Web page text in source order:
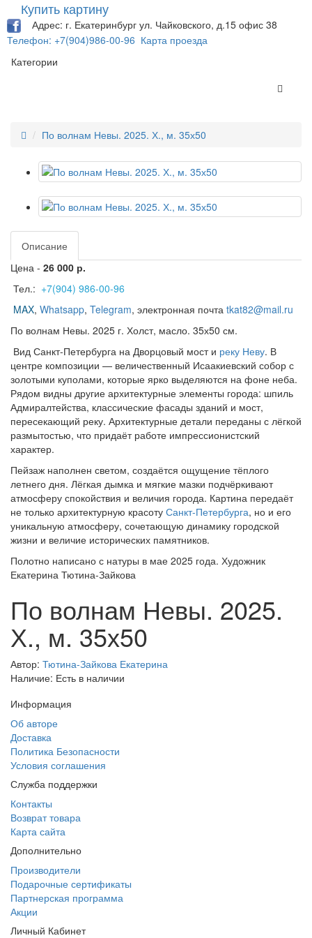
Купить картину
Адрес: г. Екатеринбург ул. Чайковского, д.15 офис 38
Телефон: +7(904)986-00-96 Карта проезда
Категории
По волнам Невы. 2025. Х., м. 35х50
Описание
Цена - 26 000 р.
Тел.: +7(904) 986-00-96
MAX, Whatsapp, Telegram, электронная почта tkat82@mail.ru
По волнам Невы. 2025 г. Холст, масло. 35х50 см.
Вид Санкт-Петербурга на Дворцовый мост и реку Неву. В
центре композиции — величественный Исаакиевский собор с
золотыми куполами, которые ярко выделяются на фоне неба.
Рядом видны другие архитектурные элементы города: шпиль
Адмиралтейства, классические фасады зданий и мост,
пересекающий реку. Архитектурные детали переданы с лёгкой
размытостью, что придаёт работе импрессионистский
характер.
Пейзаж наполнен светом, создаётся ощущение тёплого
летнего дня. Лёгкая дымка и мягкие мазки подчёркивают
атмосферу спокойствия и величия города. Картина передаёт
не только архитектурную красоту Санкт-Петербурга, но и его
уникальную атмосферу, сочетающую динамику городской
жизни и величие исторических памятников.
Полотно написано с натуры в мае 2025 года. Художник
Екатерина Тютина-Зайкова
По волнам Невы. 2025.
Х., м. 35х50
Автор: Тютина-Зайкова Екатерина
Наличие: Есть в наличии
Информация
Об авторе
Доставка
Политика Безопасности
Условия соглашения
Служба поддержки
Контакты
Возврат товара
Карта сайта
Дополнительно
Производители
Подарочные сертификаты
Партнерская программа
Акции
Личный Кабинет